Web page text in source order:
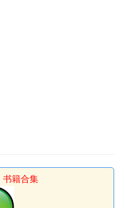
书籍合集